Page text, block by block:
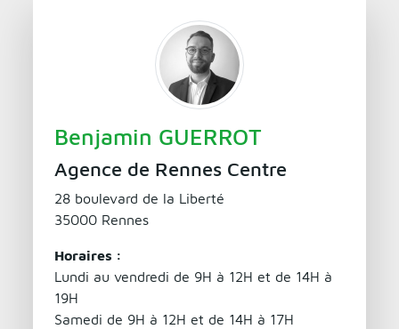
Benjamin GUERROT
Agence de Rennes Centre
28 boulevard de la Liberté
35000 Rennes
Horaires :
Lundi au vendredi de 9H à 12H et de 14H à
19H
Samedi de 9H à 12H et de 14H à 17H